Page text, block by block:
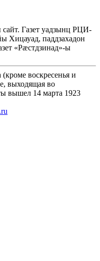
Газет уадзынц РЦИ-
паддзахадон
«Рæстдзинад»-ы
воскресенья и
выходящая во
вышел 14 марта 1923